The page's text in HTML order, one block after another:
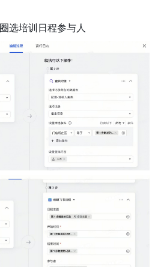
选培训日程参与人